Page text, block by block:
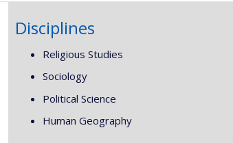
Disciplines
Religious Studies
Sociology
Political Science
Human Geography